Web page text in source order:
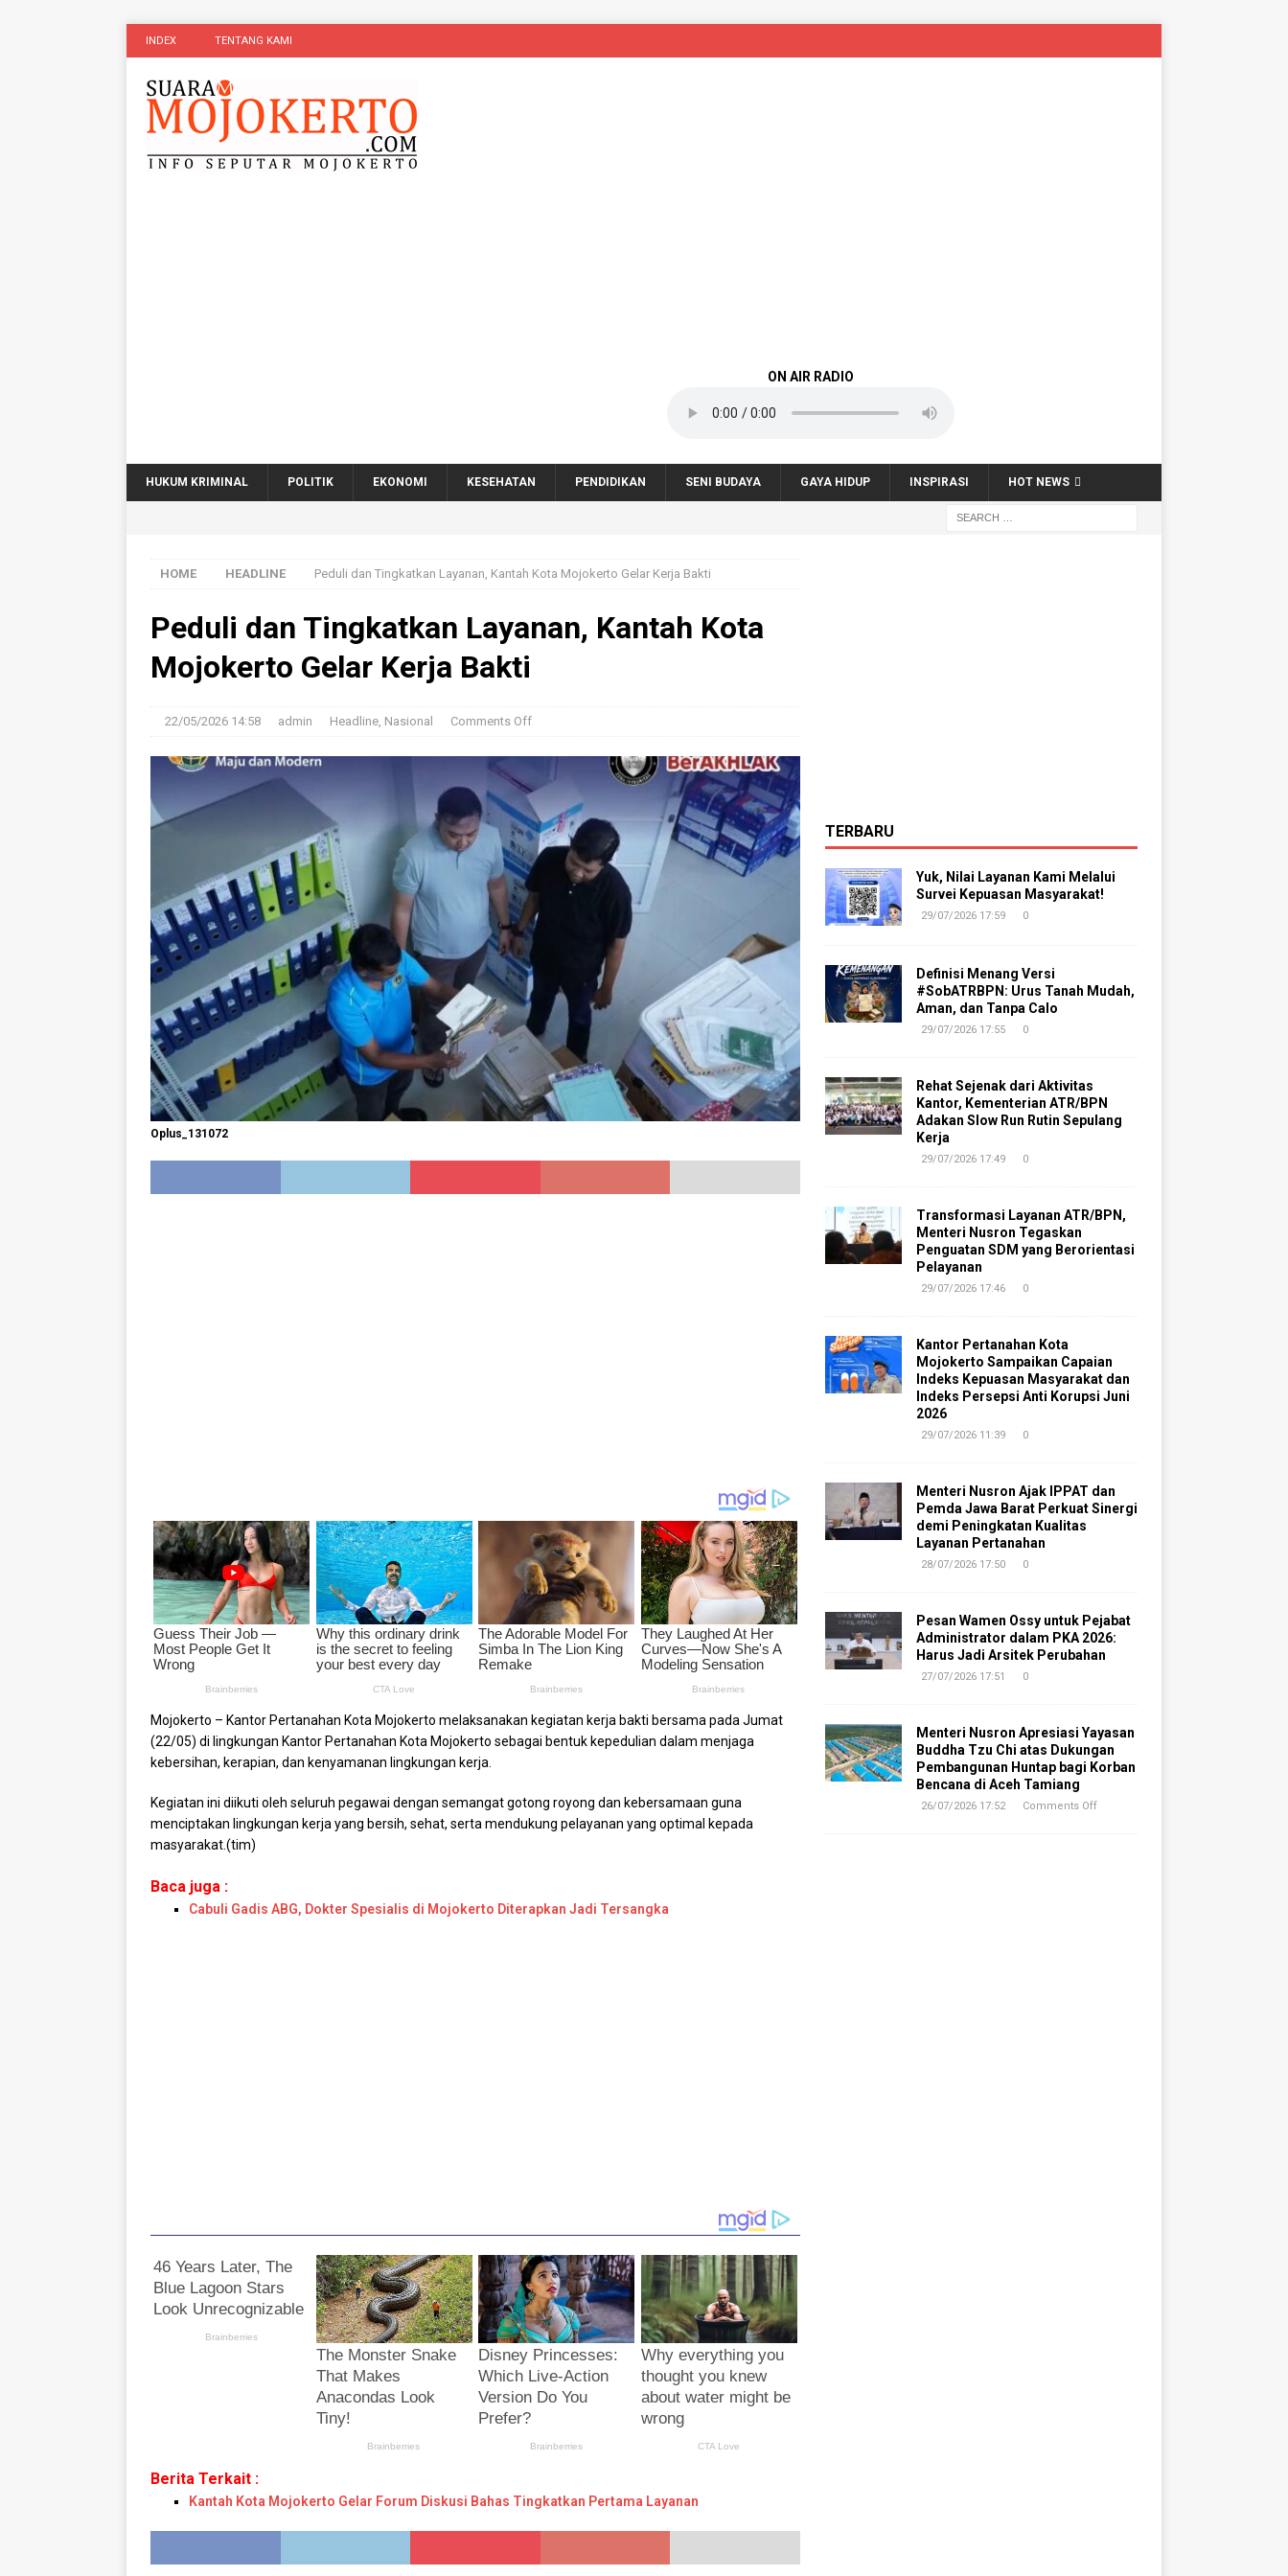
INDEX TENTANG KAMI
ON AIR RADIO
HUKUM KRIMINAL POLITIK EKONOMI KESEHATAN PENDIDIKAN SENI BUDAYA GAYA HIDUP INSPIRASI HOT NEWS
HOME HEADLINE Peduli dan Tingkatkan Layanan, Kantah Kota Mojokerto Gelar Kerja Bakti
Peduli dan Tingkatkan Layanan, Kantah Kota
Mojokerto Gelar Kerja Bakti
22/05/2026 14:58 admin Headline, Nasional Comments Off
Oplus_131072
Mojokerto – Kantor Pertanahan Kota Mojokerto melaksanakan kegiatan kerja bakti bersama pada Jumat
(22/05) di lingkungan Kantor Pertanahan Kota Mojokerto sebagai bentuk kepedulian dalam menjaga
kebersihan, kerapian, dan kenyamanan lingkungan kerja.
Kegiatan ini diikuti oleh seluruh pegawai dengan semangat gotong royong dan kebersamaan guna
menciptakan lingkungan kerja yang bersih, sehat, serta mendukung pelayanan yang optimal kepada
masyarakat.(tim)
Baca juga :
Cabuli Gadis ABG, Dokter Spesialis di Mojokerto Diterapkan Jadi Tersangka
Berita Terkait :
Kantah Kota Mojokerto Gelar Forum Diskusi Bahas Tingkatkan Pertama Layanan
TERBARU
Yuk, Nilai Layanan Kami Melalui
Survei Kepuasan Masyarakat!
29/07/2026 17:59 0
Definisi Menang Versi
#SobATRBPN: Urus Tanah Mudah,
Aman, dan Tanpa Calo
29/07/2026 17:55 0
Rehat Sejenak dari Aktivitas
Kantor, Kementerian ATR/BPN
Adakan Slow Run Rutin Sepulang
Kerja
29/07/2026 17:49 0
Transformasi Layanan ATR/BPN,
Menteri Nusron Tegaskan
Penguatan SDM yang Berorientasi
Pelayanan
29/07/2026 17:46 0
Kantor Pertanahan Kota
Mojokerto Sampaikan Capaian
Indeks Kepuasan Masyarakat dan
Indeks Persepsi Anti Korupsi Juni
2026
29/07/2026 11:39 0
Menteri Nusron Ajak IPPAT dan
Pemda Jawa Barat Perkuat Sinergi
demi Peningkatan Kualitas
Layanan Pertanahan
28/07/2026 17:50 0
Pesan Wamen Ossy untuk Pejabat
Administrator dalam PKA 2026:
Harus Jadi Arsitek Perubahan
27/07/2026 17:51 0
Menteri Nusron Apresiasi Yayasan
Buddha Tzu Chi atas Dukungan
Pembangunan Huntap bagi Korban
Bencana di Aceh Tamiang
26/07/2026 17:52 Comments Off